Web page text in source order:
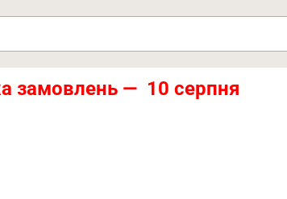
замовлень — 10 серпня